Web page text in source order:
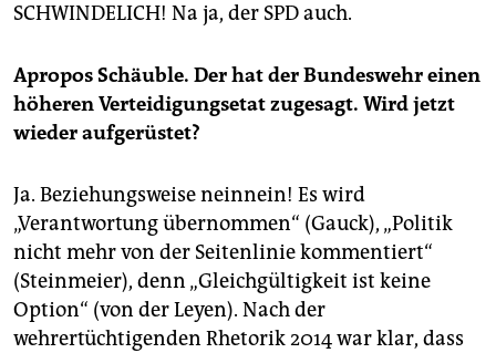
SCHWINDELICH! Na ja, der SPD auch.
Apropos Schäuble. Der hat der Bundeswehr einen
höheren Verteidigungsetat zugesagt. Wird jetzt
wieder aufgerüstet?
Ja. Beziehungsweise neinnein! Es wird
„Verantwortung übernommen“ (Gauck), „Politik
nicht mehr von der Seitenlinie kommentiert“
(Steinmeier), denn „Gleichgültigkeit ist keine
Option“ (von der Leyen). Nach der
wehrertüchtigenden Rhetorik 2014 war klar, dass